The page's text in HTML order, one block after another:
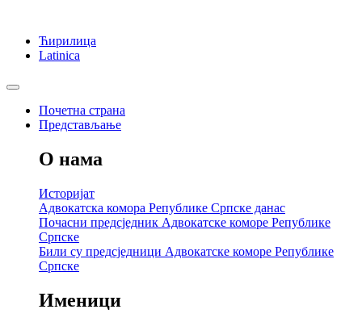
Ћирилица
Latinica
Почетна страна
Представљање
О нама
Историјат
Адвокатска комора Републике Српске данас
Почасни предсједник Адвокатске коморе Републике
Српске
Били су предсједници Адвокатске коморе Републике
Српске
Именици